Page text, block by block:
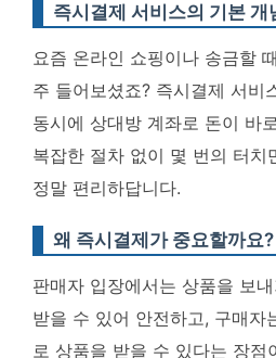
즉시결제 서비스의 기본 개
요즘 온라인 쇼핑이나 송금할
주 들어보셨죠? 즉시결제 서비
동시에 상대방 계좌로 돈이 바
복잡한 절차 없이 몇 번의 터치
정말 편리하답니다.
왜 즉시결제가 중요할까요?
판매자 입장에서는 상품을 보
받을 수 있어 안전하고, 구매자
로 상품을 받을 수 있다는 장점